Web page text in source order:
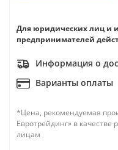
Для юридических лиц и
предпринимателей
Информация о
Варианты оплаты
*Цена, рекомендуемая
Евротрейдинг» в
лицам